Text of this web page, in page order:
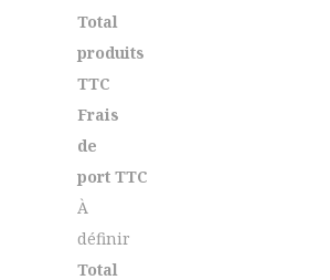
Total
produits
TTC
Frais
de
port TTC
À
définir
Total